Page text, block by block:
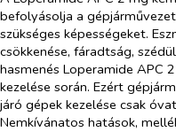
befolyásolja a
szükséges képességeket.
csökkenése, fáradtság,
hasmenés Loperamide APC
kezelése során. Ezért
járó gépek kezelése csak
Nemkívánatos hatások,